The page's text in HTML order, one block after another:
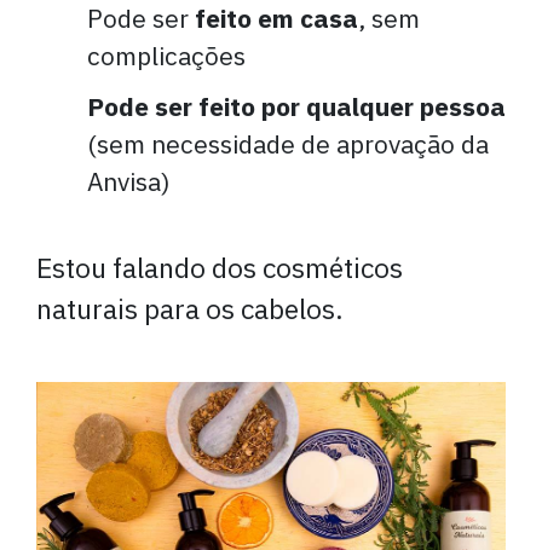
Pode ser feito em casa, sem
complicações
Pode ser feito por qualquer pessoa
(sem necessidade de aprovação da
Anvisa)
Estou falando dos cosméticos
naturais para os cabelos.